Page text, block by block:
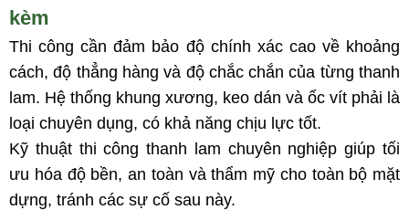
kèm
Thi công cần đảm bảo độ chính xác cao về khoảng
cách, độ thẳng hàng và độ chắc chắn của từng thanh
lam. Hệ thống khung xương, keo dán và ốc vít phải là
loại chuyên dụng, có khả năng chịu lực tốt.
Kỹ thuật thi công thanh lam chuyên nghiệp giúp tối
ưu hóa độ bền, an toàn và thẩm mỹ cho toàn bộ mặt
dựng, tránh các sự cố sau này.